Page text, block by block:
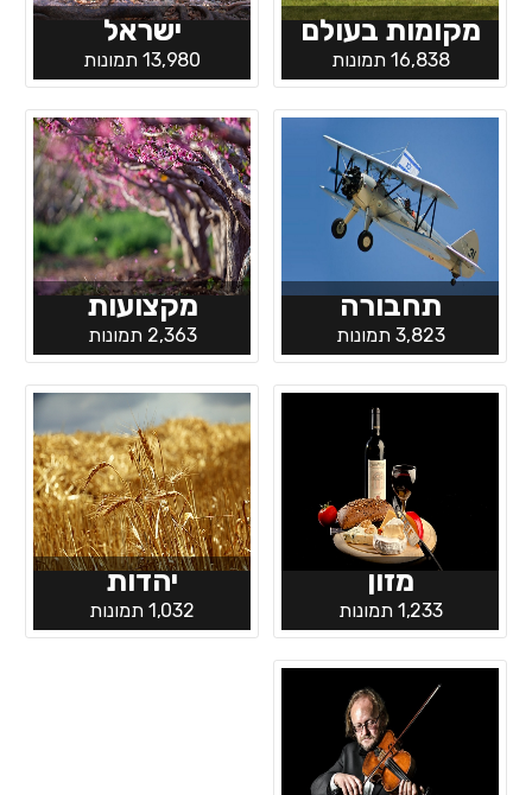
מקומות בעולם
16,838 תמונות
ישראל
13,980 תמונות
תחבורה
3,823 תמונות
מקצועות
2,363 תמונות
מזון
1,233 תמונות
יהדות
1,032 תמונות